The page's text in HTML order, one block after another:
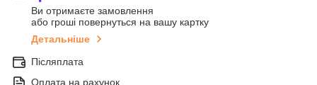
Ви отримаєте замовлення
або гроші повернуться на вашу картку
Детальніше
Післяплата
Оплата на рахунок